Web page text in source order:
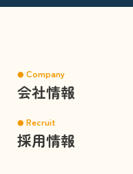
Company
会社情報
Recruit
採用情報